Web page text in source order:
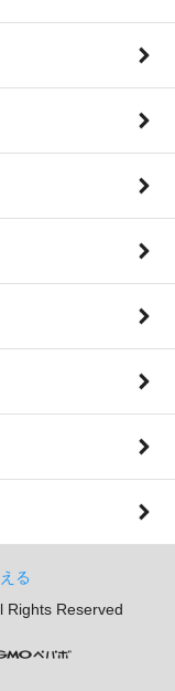
る
Rights Reserved